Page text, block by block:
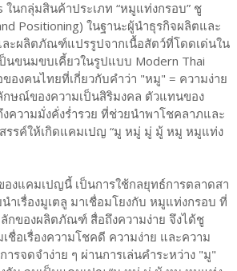
ในกลุ่มสินค้าประเภท “หมูแท่งกรอบ” ชู
Positioning) ในฐานะผู้นำธุรกิจผลิตและ
ะผลิตภัณฑ์แปรรูปจากเนื้อสัตว์ที่โดดเด่นใน
นขนมขบเคี้ยวในรูปแบบ Modern Thai
ของคนไทยที่เกี่ยวกับคำว่า "หมู" = ความง่าย
ษณ์ของความเป็นสิริมงคล ตัวแทนของ
วามมั่งคั่งร่ำรวย ที่ช่วยนำพาโชคลาภและ
รรค์ให้เกิดแคมเปญ “มู หมู่ มู่ มู้ หมู หมูแท่ง
องแคมเปญนี้ เป็นการใช้กลยุทธ์การตลาดสา
นำเรื่องมูเตลู มาเชื่อมโยงกับ หมูแท่งกรอบ ที่
กของผลิตภัณฑ์ สื่อถึงความง่าย จึงได้ชู
ชื่อเรื่องความโชคดี ความง่าย และความ
รจดจำง่าย ๆ ผ่านการเล่นคำระหว่าง "มู"